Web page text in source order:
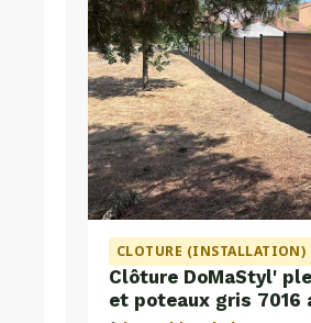
CLOTURE (INSTALLATION)
Clôture DoMaStyl'
et poteaux gris 7016